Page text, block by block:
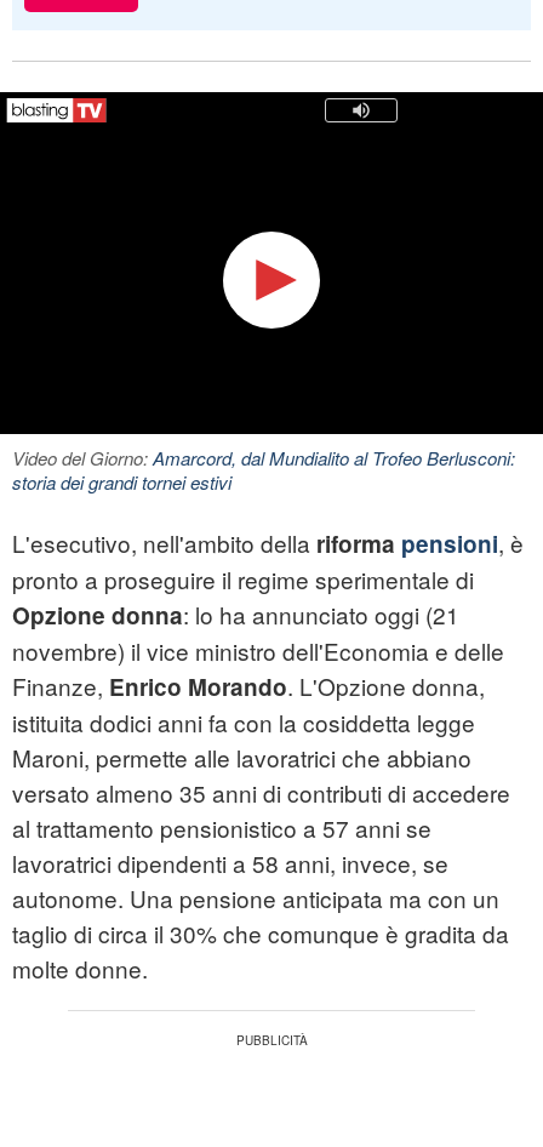
Video del Giorno:Amarcord, dal Mundialito al Trofeo Berlusconi:
storia dei grandi tornei estivi
L'esecutivo, nell'ambito della riforma pensioni, è
pronto a proseguire il regime sperimentale di
Opzione donna: lo ha annunciato oggi (21
novembre) il vice ministro dell'Economia e delle
Finanze, Enrico Morando. L'Opzione donna,
istituita dodici anni fa con la cosiddetta legge
Maroni, permette alle lavoratrici che abbiano
versato almeno 35 anni di contributi di accedere
al trattamento pensionistico a 57 anni se
lavoratrici dipendenti a 58 anni, invece, se
autonome. Una pensione anticipata ma con un
taglio di circa il 30% che comunque è gradita da
molte donne.